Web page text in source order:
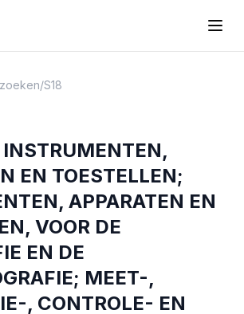
/S18
EN TOESTELLEN;
APPARATEN EN
VOOR DE
EN DE
MEET-,
, CONTROLE- EN